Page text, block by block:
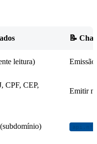
📝
leitura)
CPF, CEP,
Emitir
(subdomínio)